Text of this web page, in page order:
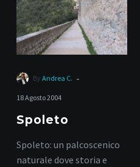
Tag
By Andrea C. -
18 Agosto 2004
Spoleto
Spoleto: un palcoscenico
naturale dove storia e